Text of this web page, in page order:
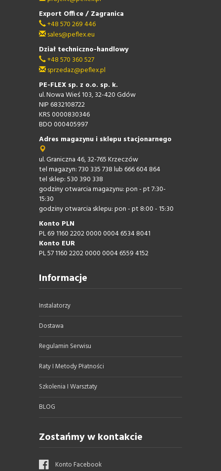
Export Office / Zagranica
+48 570 269 446
sales@peflex.eu
Dział techniczno-handlowy
+48 570 360 527
sprzedaz@peflex.pl
PE-FLEX sp. z o.o. sp. k.
ul. Nowa Wieś 103, 32-420 Gdów
NIP 6832108722
KRS 0000830346
BDO 000405997
Adres magazynu i sklepu stacjonarnego
ul. Graniczna 46, 32-765 Krzeczów
tel magazyn: 730 335 738 lub 666 604 864
tel sklep: 530 390 338
godziny otwarcia magazynu: pon - pt 7:30-
15:30
godziny otwarcia sklepu: pon - pt 8:00 - 15:30
Konto PLN
PL 69 1160 2202 0000 0004 6534 8041
Konto EUR
PL 57 1160 2202 0000 0004 6559 4152
Informacje
Instalatorzy
Dostawa
Regulamin Serwisu
Raty I Metody Płatności
Szkolenia I Warsztaty
BLOG
Zostańmy w kontakcie
Konto Facebook